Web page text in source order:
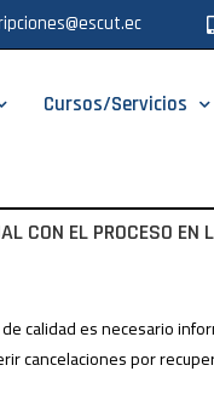
Cursos/Servicios
CON EL PROCESO EN
calidad es necesario
cancelaciones por